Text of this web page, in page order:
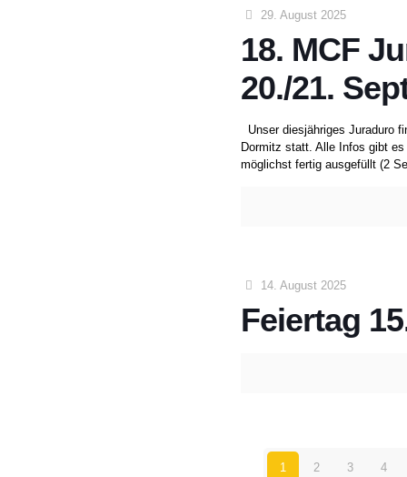
29. August 2025
18. MCF
20./21.
Unser diesjähriges Juraduro
Dormitz statt. Alle Infos gibt
möglichst fertig ausgefüllt (2
14. August 2025
Feiertag
1 2 3 4